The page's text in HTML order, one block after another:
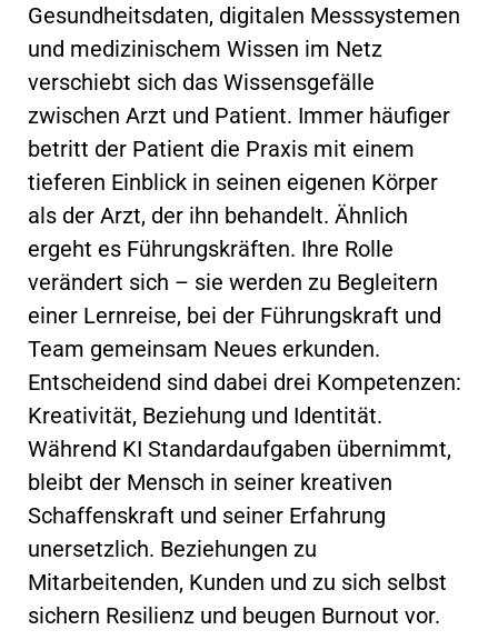
Gesundheitsdaten, digitalen Messsystemen
und medizinischem Wissen im Netz
verschiebt sich das Wissensgefälle
zwischen Arzt und Patient. Immer häufiger
betritt der Patient die Praxis mit einem
tieferen Einblick in seinen eigenen Körper
als der Arzt, der ihn behandelt. Ähnlich
ergeht es Führungskräften. Ihre Rolle
verändert sich – sie werden zu Begleitern
einer Lernreise, bei der Führungskraft und
Team gemeinsam Neues erkunden.
Entscheidend sind dabei drei Kompetenzen:
Kreativität, Beziehung und Identität.
Während KI Standardaufgaben übernimmt,
bleibt der Mensch in seiner kreativen
Schaffenskraft und seiner Erfahrung
unersetzlich. Beziehungen zu
Mitarbeitenden, Kunden und zu sich selbst
sichern Resilienz und beugen Burnout vor.